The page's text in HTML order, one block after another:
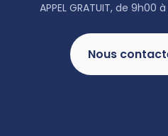
APPEL GRATUIT, de 9h00
Nous